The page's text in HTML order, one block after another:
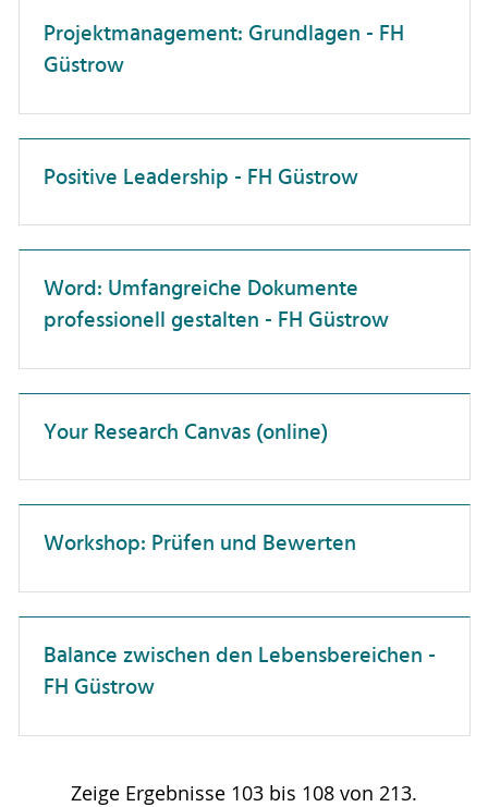
Professor:innen
Promovierende
Wissenschaftler:innen
Dienstreisen
Forschungskompetenz
Förderlandschaft
Gesundheit
Hochschuldidaktik
Hochschulorganisation
IT-Anwendungen
Karriereentwicklung
Kommunikation
Künstliche Intelligenz
Patente & Schutzrechte
Projektmanagement
Selbstmanagement
Studierendenberatung
Vielfalt
Wissenschaftskommunikation
Unterweisung
Projektmanagement: Grundlagen - FH
Güstrow
Positive Leadership - FH Güstrow
Word: Umfangreiche Dokumente
professionell gestalten - FH Güstrow
Your Research Canvas (online)
Workshop: Prüfen und Bewerten
Balance zwischen den Lebensbereichen -
FH Güstrow
Zeige Ergebnisse 103 bis 108 von 213.